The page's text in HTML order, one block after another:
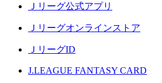
Ｊリーグ公式アプリ
Ｊリーグオンラインストア
ＪリーグID
J.LEAGUE FANTASY CARD